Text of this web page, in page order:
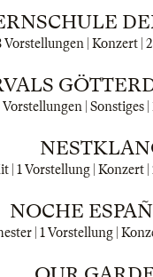
Vorstellungen | Konzert |
| Sonstiges |
| 1 Vorstellung | Konzert |
NOCHE
| 1 Vorstellung |